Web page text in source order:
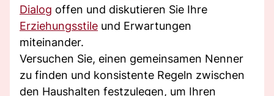
Dialog offen und diskutieren Sie Ihre
Erziehungsstile und Erwartungen
miteinander.
Versuchen Sie, einen gemeinsamen Nenner
zu finden und konsistente Regeln zwischen
den Haushalten festzulegen, um Ihren